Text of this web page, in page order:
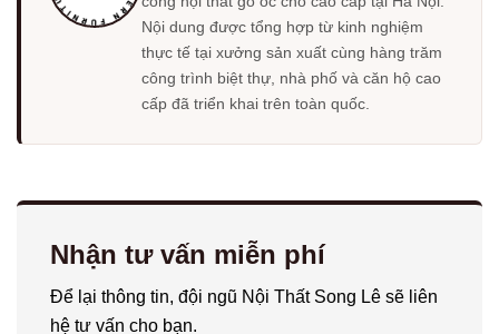
Nội dung được tổng hợp từ kinh nghiệm
thực tế tại xưởng sản xuất cùng hàng trăm
công trình biệt thự, nhà phố và căn hộ cao
cấp đã triển khai trên toàn quốc.
Nhận tư vấn miễn phí
Để lại thông tin, đội ngũ Nội Thất Song Lê sẽ liên
hệ tư vấn cho bạn.